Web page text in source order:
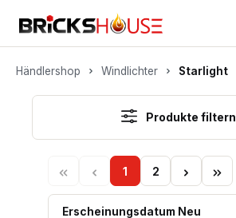
springen
Händlershop Windlichter Starlight
Produkte filtern
Seite
1
Seite
2